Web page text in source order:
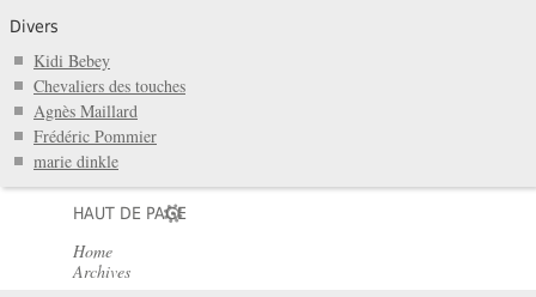
Divers
Kidi Bebey
Chevaliers des touches
Agnès Maillard
Frédéric Pommier
marie dinkle
HAUT DE PAGE
Home
Archives